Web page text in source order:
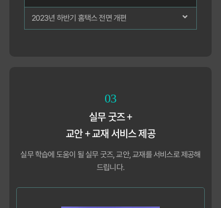
2023년 하반기 홈택스 전면 개편
03
실무 굿즈 +
교안 + 교재 서비스 제공
실무 학습에 도움이 될 실무 굿즈, 교안, 교재를 서비스로 제공해
드립니다.